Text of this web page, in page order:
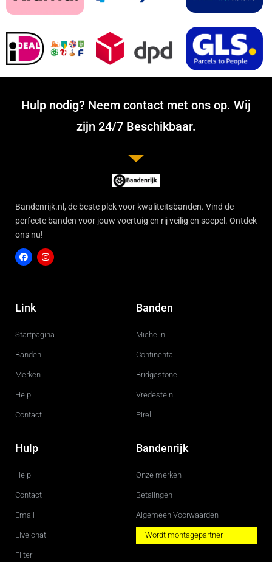
Hulp nodig? Neem contact met ons op. Wij
zijn 24/7 Beschikbaar.
Bandenrijk.nl, de beste plek voor kwaliteitsbanden. Vind de
perfecte banden voor jouw voertuig en rij veilig en soepel. Ontdek
ons nu!
c
e
o
g
r
Link
Startpagina
Banden
Merken
Help
Contact
Banden
Michelin
Continental
Bridgestone
Vredestein
Pirelli
Hulp
Help
Contact
Email
Live chat
Filter
Bandenrijk
Onze merken
Betalingen
Algemeen Voorwaarden
+ Wordt montagepartner